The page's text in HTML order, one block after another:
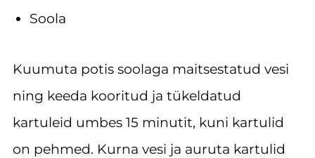
Soola
Kuumuta potis soolaga maitsestatud vesi
ning keeda kooritud ja tükeldatud
kartuleid umbes 15 minutit, kuni kartulid
on pehmed. Kurna vesi ja auruta kartulid